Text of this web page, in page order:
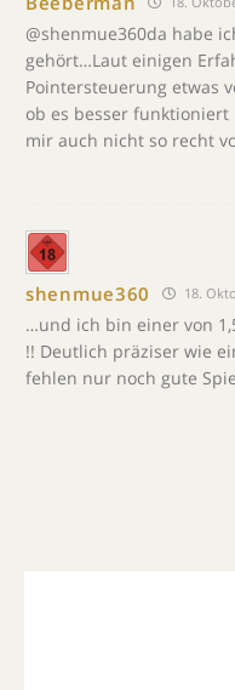
@shenmue360da habe
gehört…Laut einigen
Pointersteuerung etwas
ob es besser funktioniert
mir auch nicht so recht
shenmue360 18.
…und ich bin einer von
!! Deutlich präziser wie
fehlen nur noch gute